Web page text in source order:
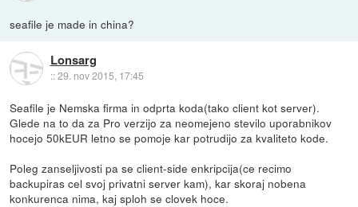
seafile je made in china?
Lonsarg
::29. nov 2015, 17:45
Seafile je Nemska firma in odprta koda(tako client kot server).
Glede na to da za Pro verzijo za neomejeno stevilo uporabnikov
hocejo 50kEUR letno se pomoje kar potrudijo za kvaliteto kode.
Poleg zanseljivosti pa se client-side enkripcija(ce recimo
backupiras cel svoj privatni server kam), kar skoraj nobena
konkurenca nima, kaj sploh se clovek hoce.